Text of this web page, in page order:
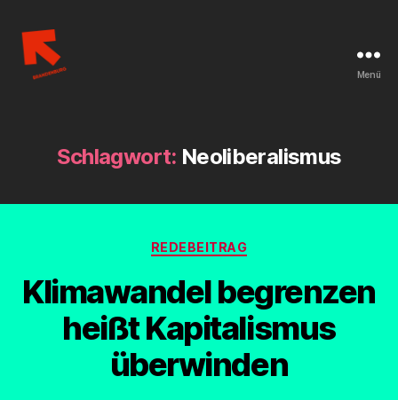
Menü
Schlagwort: Neoliberalismus
Kategorien
REDEBEITRAG
Klimawandel begrenzen
heißt Kapitalismus
überwinden